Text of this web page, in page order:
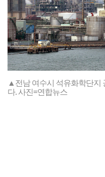
▲전남 여수시 석유화학단지
다. 사진=연합뉴스